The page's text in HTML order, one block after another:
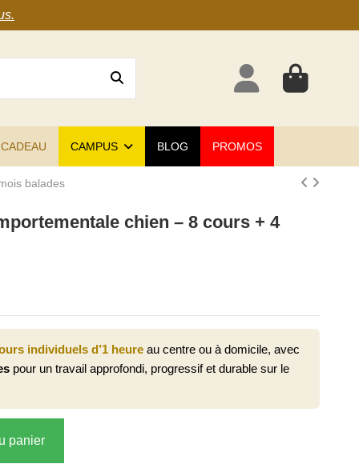
.
CAMPUS BLOG PROMOS
balades
chien – 8 cours + 4
individuels d’1 heure au centre ou à domicile, avec
pour un travail approfondi, progressif et durable sur le
panier